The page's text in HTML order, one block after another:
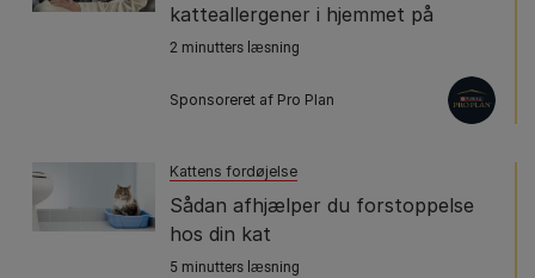
katteallergener i hjemmet på
2 minutters læsning
Sponsoreret af Pro Plan
Kattens fordøjelse
Sådan afhjælper du forstoppelse
hos din kat
5 minutters læsning